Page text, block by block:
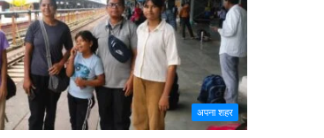
अपना शहर